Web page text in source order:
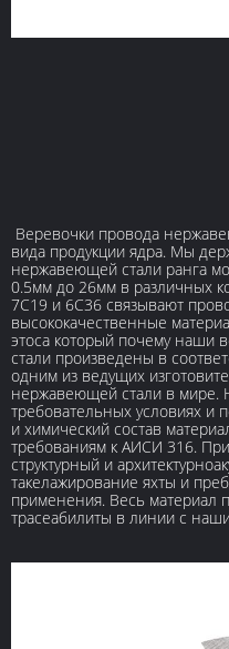
Веревочки провода
вида продукции ядра. Мы
нержавеющей стали ранга
0.5мм до 26мм в различных
7С19 и 6С36 связывают
высококачественные
этоса который почему наши
стали произведены в
одним из ведущих
нержавеющей стали в мире.
требовательных условиях и
и химический состав
требованиям к АИСИ 316.
структурный и
такелажирование яхты и
применения. Весь материал
трасеабилиты в линии с